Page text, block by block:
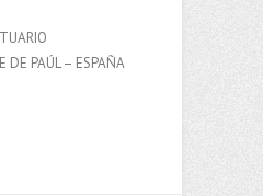
DE PAÚL – ESPAÑA